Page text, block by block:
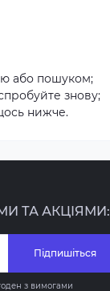
або пошуком;
знову;
нижче.
ТА АКЦІЯМИ:
Підпишіться
з вимогами